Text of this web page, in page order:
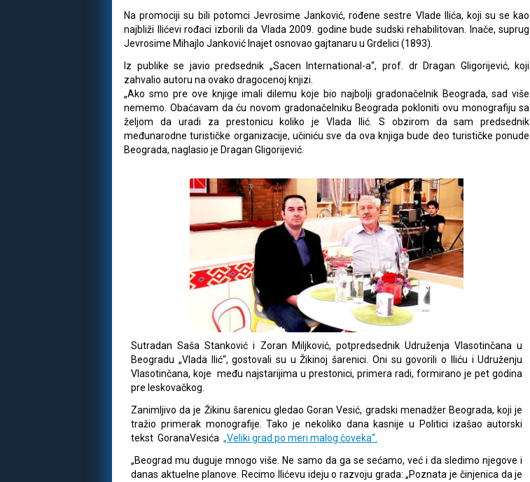
Na promociji su bili potomci Jevrosime Janković, rođene sestre Vlade Ilića, koji su se kao
najbliži Ilićevi rođaci izborili da Vlada 2009. godine bude sudski rehabilitovan. Inače, suprug
Jevrosime Mihajlo Janković Inajet osnovao gajtanaru u Grdelici (1893).
Iz publike se javio predsednik „Sacen International-a“, prof. dr Dragan Gligorijević, koji
zahvalio autoru na ovako dragocenoj knjizi.
„Ako smo pre ove knjige imali dilemu koje bio najbolji gradonačelnik Beograda, sad više
nememo. Obaćavam da ću novom gradonačelniku Beograda pokloniti ovu monografiju sa
željom da uradi za prestonicu koliko je Vlada Ilić. S obzirom da sam predsednik
međunarodne turističke organizacije, učiniću sve da ova knjiga bude deo turističke ponude
Beograda, naglasio je Dragan Gligorijević.
Sutradan Saša Stanković i Zoran Miljković, potpredsednik Udruženja Vlasotinčana u
Beogradu „Vlada Ilić“, gostovali su u Žikinoj šarenici. Oni su govorili o Iliću i Udruženju
Vlasotinčana, koje među najstarijima u prestonici, primera radi, formirano je pet godina
pre leskovačkog.
Zanimljivo da je Žikinu šarenicu gledao Goran Vesić, gradski menadžer Beograda, koji je
tražio primerak monografije. Tako je nekoliko dana kasnije u Politici izašao autorski
tekst GoranaVesića„Veliki grad po meri malog čoveka“.
„Beograd mu duguje mnogo više. Ne samo da ga se sećamo, već i da sledimo njegove i
danas aktuelne planove. Recimo Ilićevu ideju o razvoju grada: „Poznata je činjenica da je